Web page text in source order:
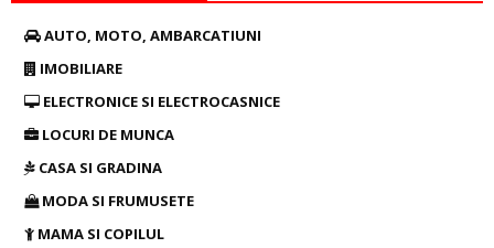
AUTO, MOTO, AMBARCATIUNI
IMOBILIARE
ELECTRONICE SI ELECTROCASNICE
LOCURI DE MUNCA
CASA SI GRADINA
MODA SI FRUMUSETE
MAMA SI COPILUL